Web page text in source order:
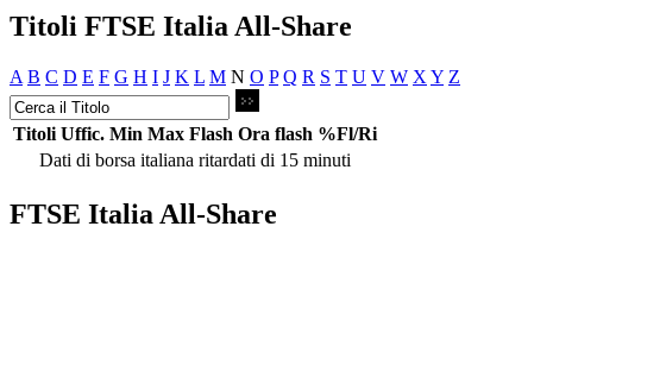
Titoli FTSE Italia All-Share
A B C D E F G H I J K L M N O P Q R S T U V W X Y Z
Titoli Uffic. Min Max Flash Ora flash %Fl/Ri
Dati di borsa italiana ritardati di 15 minuti
FTSE Italia All-Share